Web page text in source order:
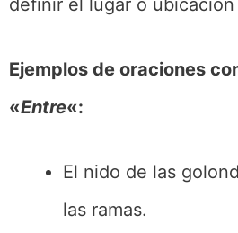
definir el lugar o ubicación
Ejemplos de oraciones
«Entre«:
El nido de las
las ramas.